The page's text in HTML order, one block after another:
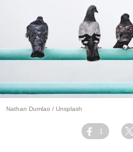
Nathan Dumlao / Unsplash
Facebook
1